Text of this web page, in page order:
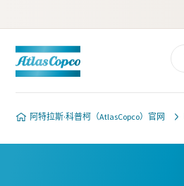
阿特拉斯·科普柯（AtlasCopco）官网